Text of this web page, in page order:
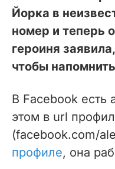
Йорка в
номер и теперь
героиня
чтобы
В Facebook есть
этом в url
(facebook.com/
профиле, она